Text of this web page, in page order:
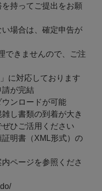
持ってご提出をお願
場合は、確定申告が
できませんので、ご注
に対応しております
請が完結
ウンロードが可能
し書類の到着が大き
ひご活用ください
証明書（XML形式）の
ページを参照くださ